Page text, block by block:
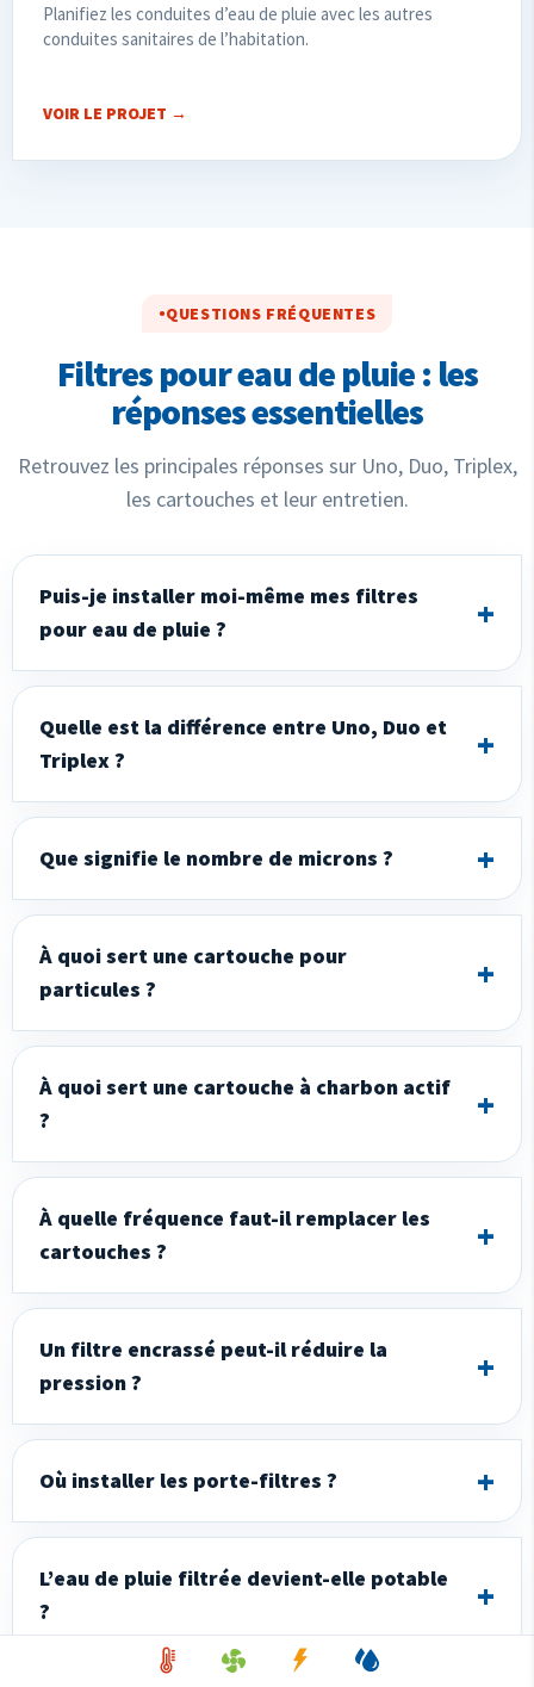
Planifiez les conduites d’eau de pluie avec les autres
conduites sanitaires de l’habitation.
VOIR LE PROJET →
QUESTIONS FRÉQUENTES
Filtres pour eau de pluie : les
réponses essentielles
Retrouvez les principales réponses sur Uno, Duo, Triplex,
les cartouches et leur entretien.
Puis-je installer moi-même mes filtres
pour eau de pluie ?
Quelle est la différence entre Uno, Duo et
Triplex ?
Que signifie le nombre de microns ?
À quoi sert une cartouche pour
particules ?
À quoi sert une cartouche à charbon actif
?
À quelle fréquence faut-il remplacer les
cartouches ?
Un filtre encrassé peut-il réduire la
pression ?
Où installer les porte-filtres ?
L’eau de pluie filtrée devient-elle potable
?